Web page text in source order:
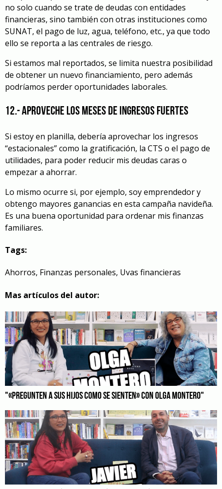
no solo cuando se trate de deudas con entidades
financieras, sino también con otras instituciones como
SUNAT, el pago de luz, agua, teléfono, etc., ya que todo
ello se reporta a las centrales de riesgo.
Si estamos mal reportados, se limita nuestra posibilidad
de obtener un nuevo financiamiento, pero además
podríamos perder oportunidades laborales.
12.- Aproveche los meses de ingresos fuertes
Si estoy en planilla, debería aprovechar los ingresos
“estacionales” como la gratificación, la CTS o el pago de
utilidades, para poder reducir mis deudas caras o
empezar a ahorrar.
Lo mismo ocurre si, por ejemplo, soy emprendedor y
obtengo mayores ganancias en esta campaña navideña.
Es una buena oportunidad para ordenar mis finanzas
familiares.
Tags:
Ahorros, Finanzas personales, Uvas financieras
Mas artículos del autor:
"«PREGUNTEN A SUS HIJOS COMO SE SIENTEN» CON OLGA MONTERO"